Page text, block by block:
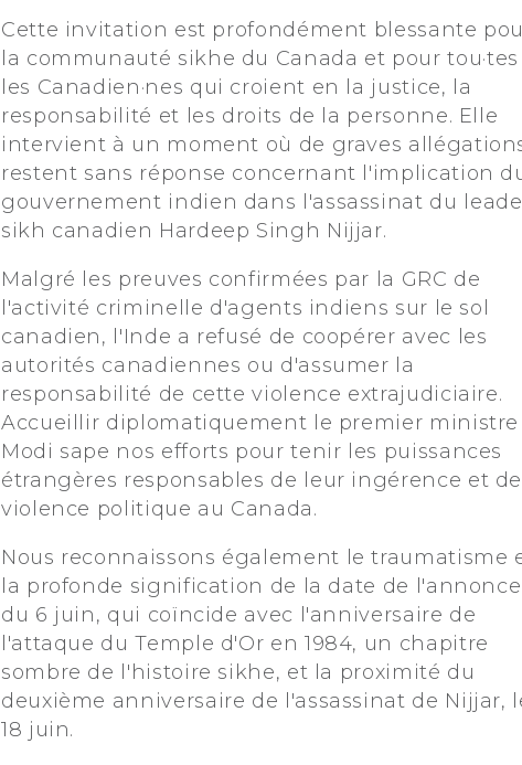
Cette invitation est profondément blessante
la communauté sikhe du Canada et pour tou·tes
les Canadien·nes qui croient en la justice, la
responsabilité et les droits de la personne. Elle
intervient à un moment où de graves
restent sans réponse concernant l'implication
gouvernement indien dans l'assassinat du
sikh canadien Hardeep Singh Nijjar.
Malgré les preuves confirmées par la GRC de
l'activité criminelle d'agents indiens sur le sol
canadien, l'Inde a refusé de coopérer avec les
autorités canadiennes ou d'assumer la
responsabilité de cette violence extrajudiciaire.
Accueillir diplomatiquement le premier ministre
Modi sape nos efforts pour tenir les puissances
étrangères responsables de leur ingérence et
violence politique au Canada.
Nous reconnaissons également le traumatisme
la profonde signification de la date de l'annonce
du 6 juin, qui coïncide avec l'anniversaire de
l'attaque du Temple d'Or en 1984, un chapitre
sombre de l'histoire sikhe, et la proximité du
deuxième anniversaire de l'assassinat de Nijjar,
18 juin.